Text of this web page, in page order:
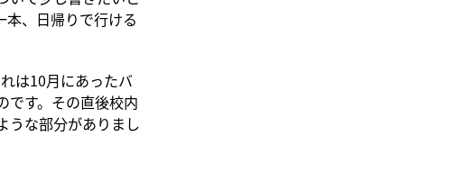
、日帰りで行ける
は10月にあったバ
です。その直後校内
うな部分がありまし